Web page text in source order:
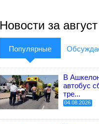
Новости за август
Популярные
В
автобус
тре...
04.08.2026